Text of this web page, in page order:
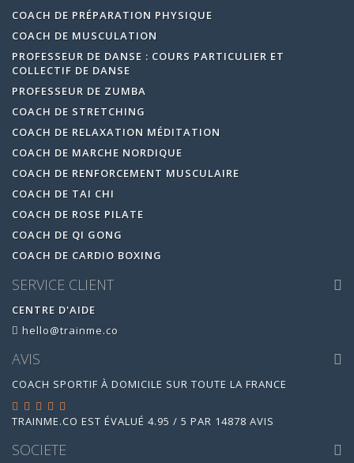
COACH DE PRÉPARATION PHYSIQUE
COACH DE MUSCULATION
PROFESSEUR DE DANSE : COURS PARTICULIER ET
COLLECTIF DE DANSE
PROFESSEUR DE ZUMBA
COACH DE STRETCHING
COACH DE RELAXATION MÉDITATION
COACH DE MARCHE NORDIQUE
COACH DE RENFORCEMENT MUSCULAIRE
COACH DE TAI CHI
COACH DE ROSE PILATE
COACH DE QI GONG
COACH DE CARDIO BOXING
SERVICE CLIENT
CENTRE D'AIDE
hello@trainme.co
AVIS
COACH SPORTIF À DOMICILE SUR TOUTE LA FRANCE
TRAINME.CO EST ÉVALUÉ 4.95 / 5 PAR 14878 AVIS
SOCIETE